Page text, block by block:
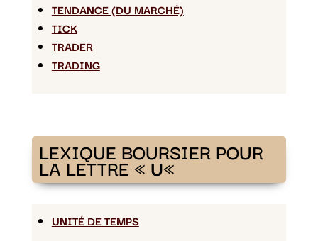
TENDANCE (DU MARCHÉ)
TICK
TRADER
TRADING
LEXIQUE BOURSIER POUR
LA LETTRE «U«
UNITÉ DE TEMPS